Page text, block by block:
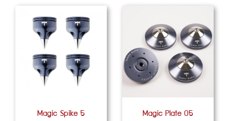
Magic Spike 5
Magic Plate 05